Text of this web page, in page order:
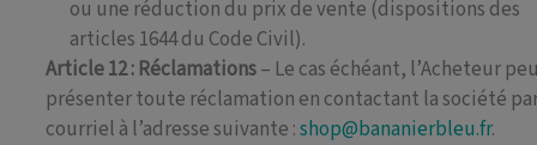
ou une réduction du prix de vente (dispositions des
articles 1644 du Code Civil).
Article 12 : Réclamations– Le cas échéant, l’Acheteur
présenter toute réclamation en contactant la société
courriel à l’adresse suivante :shop@bananierbleu.fr.